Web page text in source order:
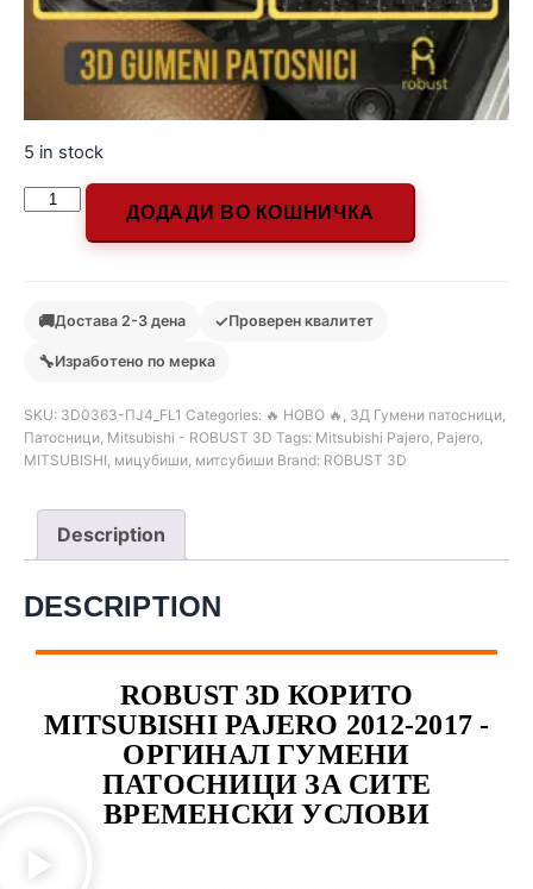
5 in stock
ДОДАДИ ВО КОШНИЧКА
🚚Достава 2-3 дена ✓Проверен квалитет
🔧Изработено по мерка
SKU: 3D0363-ПЈ4_FL1 Categories: 🔥 НОВО 🔥 , 3Д Гумени патосници,
Патосници, Mitsubishi - ROBUST 3D Tags: Mitsubishi Pajero, Pajero,
MITSUBISHI, мицубиши, митсубиши Brand: ROBUST 3D
Description
DESCRIPTION
ROBUST 3D КОРИТО
MITSUBISHI PAJERO 2012-2017 -
ОРГИНАЛ ГУМЕНИ
ПАТОСНИЦИ ЗА СИТЕ
ВРЕМЕНСКИ УСЛОВИ